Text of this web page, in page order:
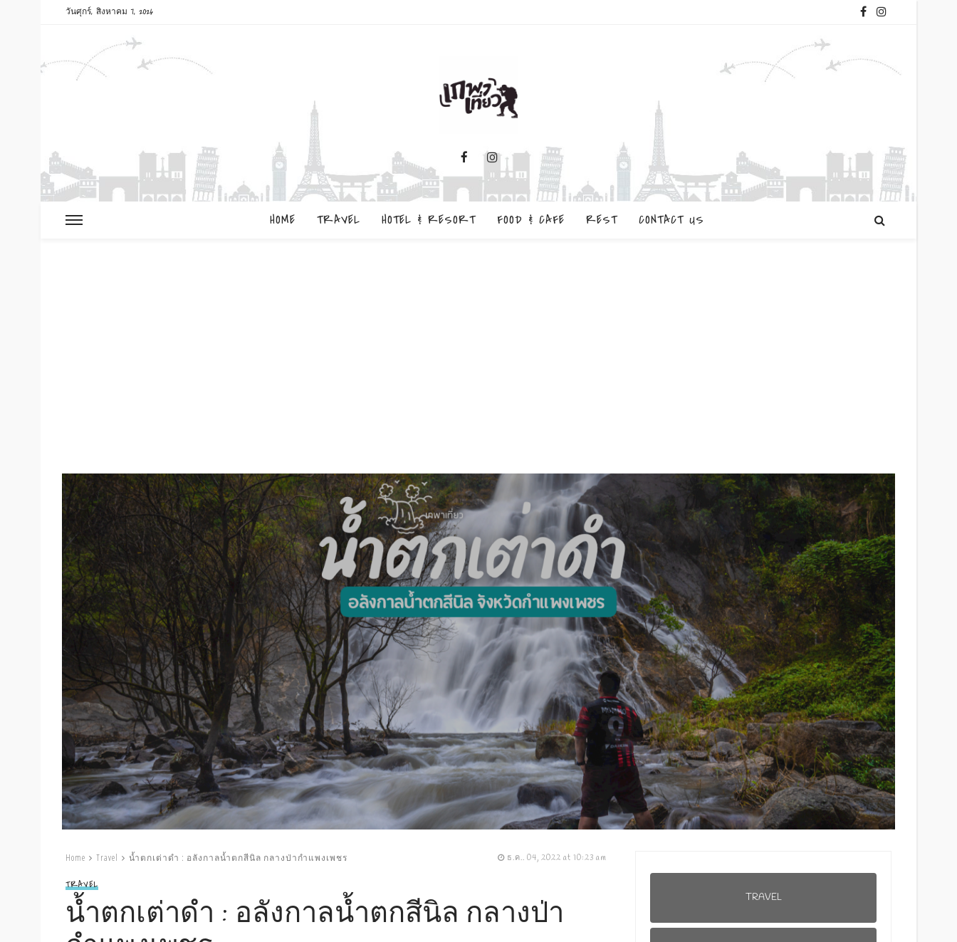
วันศุกร์, สิงหาคม 7, 2026
HOME TRAVEL HOTEL & RESORT FOOD & CAFE REST CONTACT US
Home Travel น้ำตกเต่าดำ : อลังกาลน้ำตกสีนิล กลางป่ากำแพงเพชร ธ.ค.. 04, 2022 at 10:23 am
TRAVEL
น้ำตกเต่าดำ : อลังกาลน้ำตกสีนิล กลางป่า
TRAVEL